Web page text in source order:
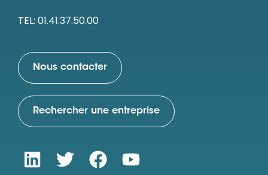
TEL: 01.41.37.50.00
Nous contacter
Rechercher une entreprise